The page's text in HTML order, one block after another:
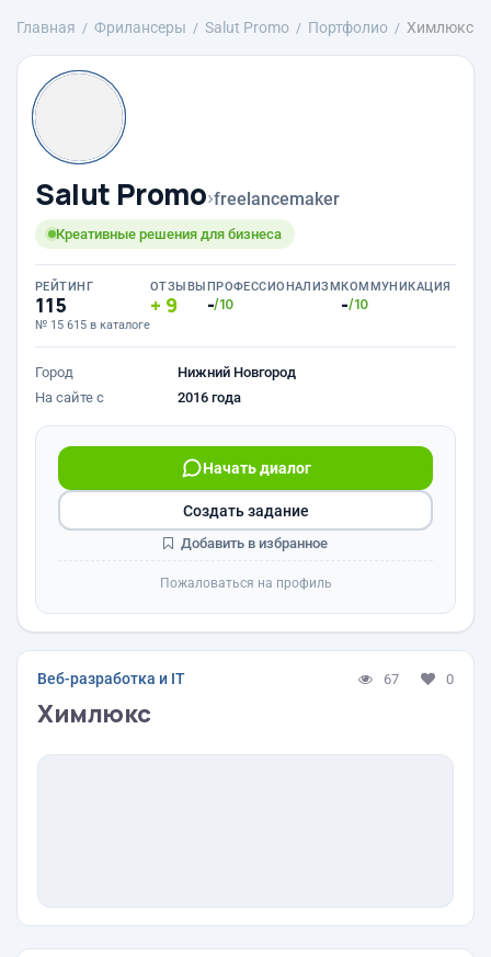
Главная Фрилансеры Salut Promo Портфолио Химлюкс
Salut Promo›freelancemaker
Креативные решения для бизнеса
РЕЙТИНГ
115
№ 15 615 в каталоге
ОТЗЫВЫ
9
ПРОФЕССИОНАЛИЗМ
-/10
КОММУНИКАЦИЯ
-/10
Город
Нижний Новгород
На сайте с
2016 года
Начать диалог
Создать задание
Добавить в избранное
Пожаловаться на профиль
Веб-разработка и IT 67 0
Химлюкс